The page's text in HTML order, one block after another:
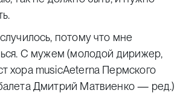
потому что мне
С мужем (молодой дирижер,
хора musicAeterna Пермского
Дмитрий Матвиенко — ред.)